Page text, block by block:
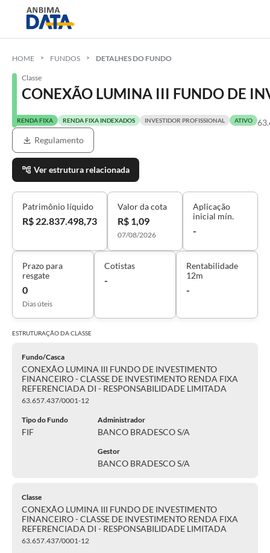
HOME FUNDOS DETALHES DO FUNDO
Classe
CONEXÃO LUMINA III FUNDO DE
RENDA FIXA RENDA FIXA INDEXADOS INVESTIDOR PROFISSIONAL ATIVO
Regulamento
Ver estrutura relacionada
Patrimônio líquido
R$ 22.837.498,73
Valor da cota
R$ 1,09
07/08/2026
Aplicação
inicial mín.
-
Prazo para
resgate
0
Dias úteis
Cotistas
-
Rentabilidade
12m
-
ESTRUTURAÇÃO DACLASSE
Fundo/Casca
CONEXÃO LUMINA III FUNDO DE INVESTIMENTO
FINANCEIRO - CLASSE DE INVESTIMENTO RENDA FIXA
REFERENCIADA DI - RESPONSABILIDADE LIMITADA
63.657.437/0001-12
Tipo do Fundo
FIF
Administrador
BANCO BRADESCO S/A
Gestor
BANCO BRADESCO S/A
Classe
CONEXÃO LUMINA III FUNDO DE INVESTIMENTO
FINANCEIRO - CLASSE DE INVESTIMENTO RENDA FIXA
REFERENCIADA DI - RESPONSABILIDADE LIMITADA
63.657.437/0001-12